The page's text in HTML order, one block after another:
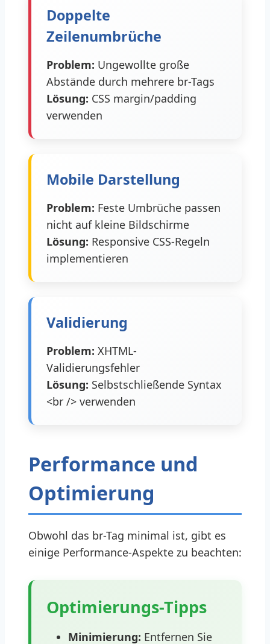
Doppelte
Zeilenumbrüche
Problem: Ungewollte große
Abstände durch mehrere br-Tags
Lösung: CSS margin/padding
verwenden
Mobile Darstellung
Problem: Feste Umbrüche passen
nicht auf kleine Bildschirme
Lösung: Responsive CSS-Regeln
implementieren
Validierung
Problem: XHTML-
Validierungsfehler
Lösung: Selbstschließende Syntax
<br /> verwenden
Performance und
Optimierung
Obwohl das br-Tag minimal ist, gibt es
einige Performance-Aspekte zu beachten:
Optimierungs-Tipps
Minimierung: Entfernen Sie